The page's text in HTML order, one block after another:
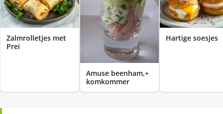
Zalmrolletjes met
Prei
Amuse beenham,+
komkommer
Hartige soesjes